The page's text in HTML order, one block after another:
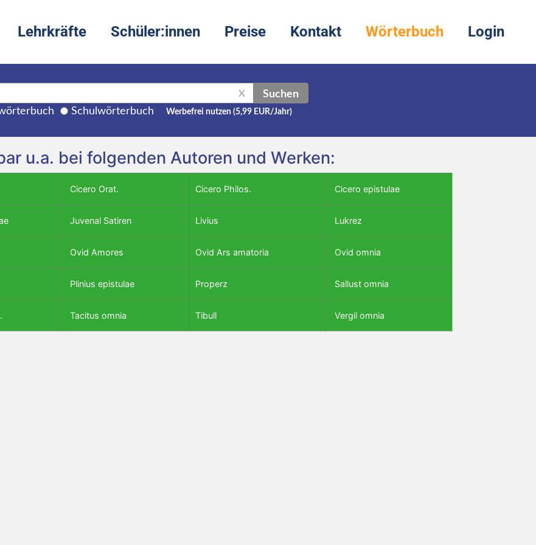
Lehrkräfte Schüler:innen Preise Kontakt Wörterbuch Login
X Suchen
Schulwörterbuch Werbefrei nutzen (5,99 EUR/Jahr)
u.a. bei folgenden Autoren und Werken:
Cicero Orat. Cicero Philos. Cicero epistulae
Juvenal Satiren Livius Lukrez
Ovid Amores Ovid Ars amatoria Ovid omnia
Plinius epistulae Properz Sallust omnia
Tacitus omnia Tibull Vergil omnia